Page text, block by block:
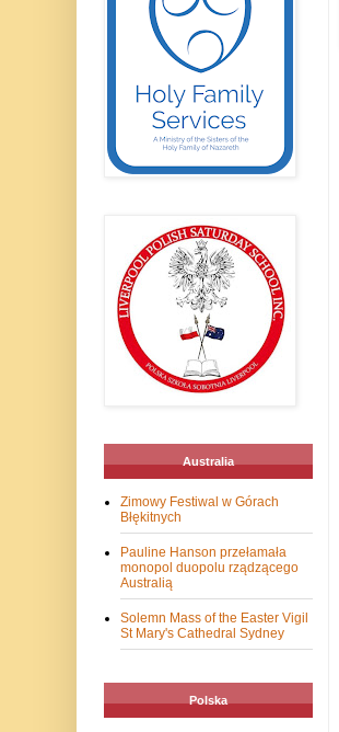
Australia
Zimowy Festiwal w Górach
Błękitnych
Pauline Hanson przełamała
monopol duopolu rządzącego
Australią
Solemn Mass of the Easter Vigil
St Mary's Cathedral Sydney
Polska